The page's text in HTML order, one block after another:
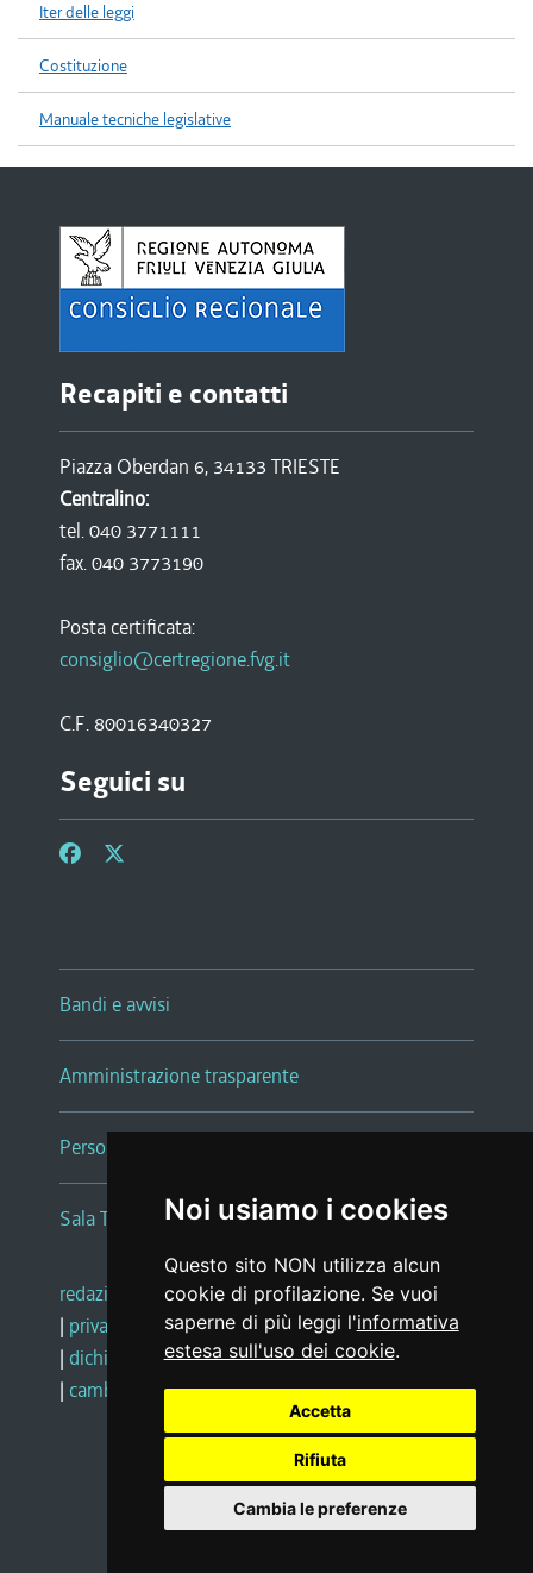
Noi usiamo i cookies
Questo sito NON utilizza alcun
cookie di profilazione. Se vuoi
saperne di più leggi l'informativa
estesa sull'uso dei cookie.
Accetta
Rifiuta
Cambia le preferenze
Iter delle leggi
Costituzione
Manuale tecniche legislative
Recapiti e contatti
Piazza Oberdan 6, 34133 TRIESTE
Centralino:
tel. 040 3771111
fax. 040 3773190
Posta certificata:
consiglio@certregione.fvg.it
C.F. 80016340327
Seguici su
Bandi e avvisi
Amministrazione trasparente
Persone e Uffici
Sala Tiziano Tessitori
redazione web |note legali |glossario
| privacy
social media policy
| dichiarazione di accessibilità |feedback
| cambio preferenze cookie
Realizzato da